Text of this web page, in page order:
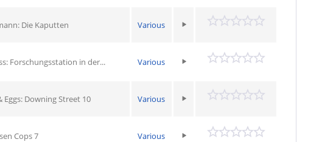
Die Kaputten Various
Forschungsstation in der... Various
Eggs: Downing Street 10 Various
Cops 7 Various